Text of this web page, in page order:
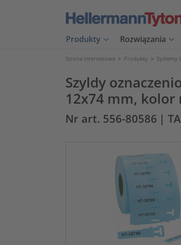
Produkty Rozwiązania
Strona internetowa > Produkty > Systemy
Szyldy
12x74 mm, kolor
Nr art. 556-80586 |